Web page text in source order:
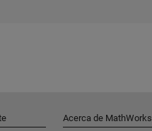
Acerca de MathWorks